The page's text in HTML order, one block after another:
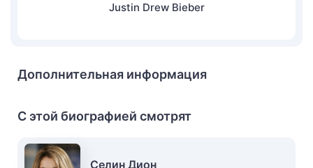
Justin Drew Bieber
Дополнительная информация
С этой биографией смотрят
Селин Дион